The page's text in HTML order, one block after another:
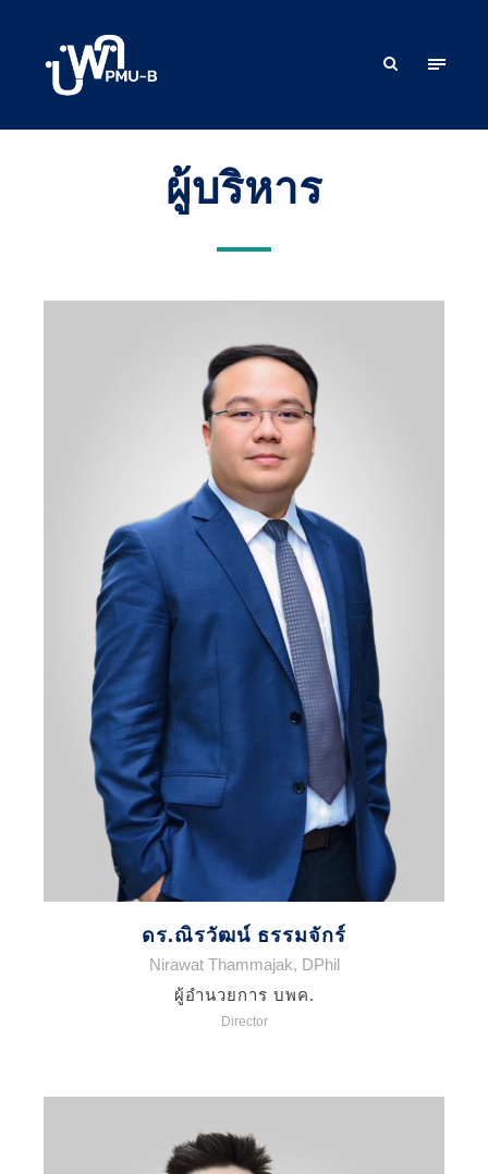
ผู้บริหาร
ดร.ณิรวัฒน์ ธรรมจักร์
Nirawat Thammajak, DPhil
ผู้อำนวยการ บพค.
Director